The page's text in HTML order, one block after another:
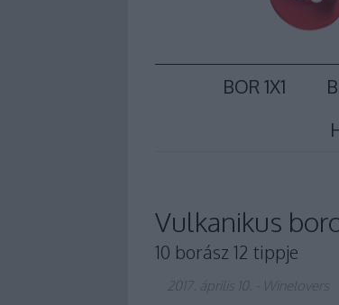
BOR 1X1
Vulkanikus
10 borász 12 tippje
2017. április 10. Winelovers